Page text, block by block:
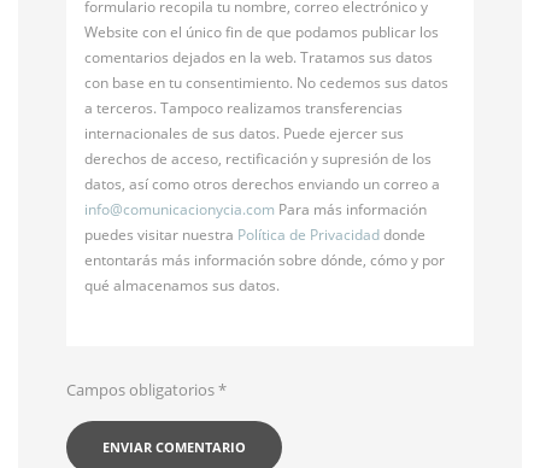
formulario recopila tu nombre, correo electrónico y
Website con el único fin de que podamos publicar los
comentarios dejados en la web. Tratamos sus datos
con base en tu consentimiento. No cedemos sus datos
a terceros. Tampoco realizamos transferencias
internacionales de sus datos. Puede ejercer sus
derechos de acceso, rectificación y supresión de los
datos, así como otros derechos enviando un correo a
info@comunicacionycia.com Para más información
puedes visitar nuestra Política de Privacidaddonde
entontarás más información sobre dónde, cómo y por
qué almacenamos sus datos.
Campos obligatorios*